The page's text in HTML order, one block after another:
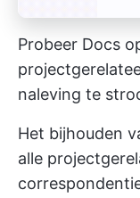
Probeer Docs
naleving te
Het bijhouden
alle